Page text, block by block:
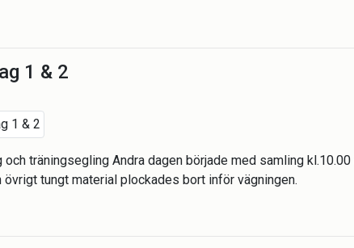
1 & 2
träningsegling Andra dagen började med samling
övrigt tungt material plockades bort inför vägningen.